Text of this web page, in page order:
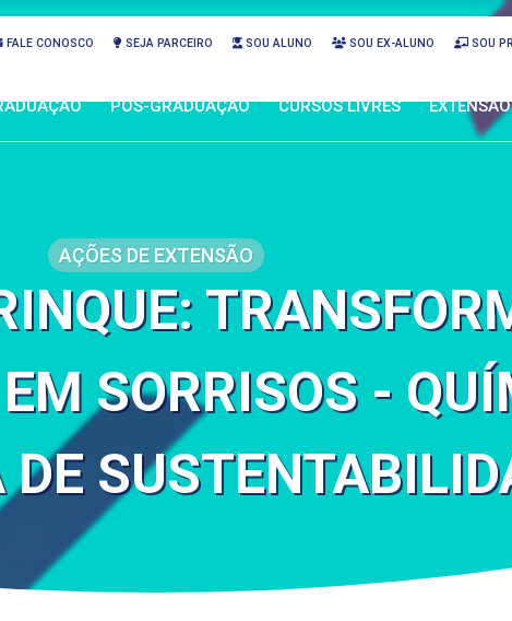
FALE CONOSCO SEJA PARCEIRO SOU ALUNO SOU EX-ALUNO SOU
PÓS-GRADUAÇÃO CURSOS LIVRES
AÇÕES DE EXTENSÃO
SORRISOS -